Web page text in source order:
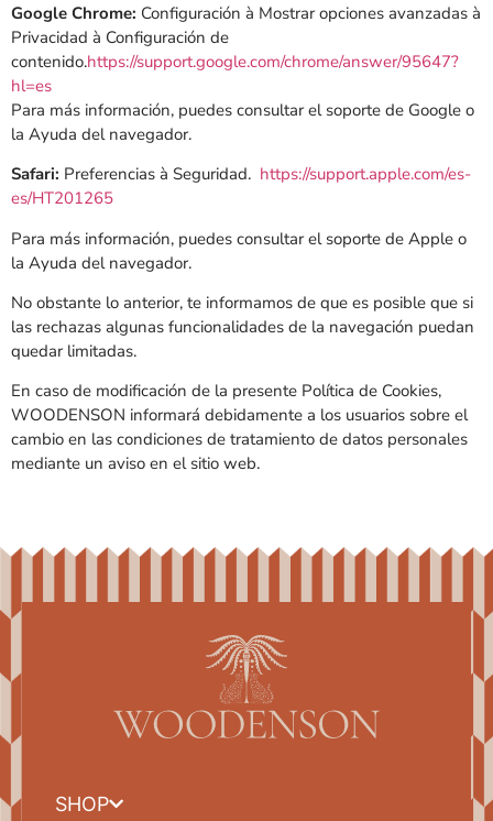
Google Chrome: Configuración à Mostrar opciones avanzadas à
Privacidad à Configuración de
contenido.https://support.google.com/chrome/answer/95647?
hl=es
Para más información, puedes consultar el soporte de Google o
la Ayuda del navegador.
Safari: Preferencias à Seguridad. https://support.apple.com/es-
es/HT201265
Para más información, puedes consultar el soporte de Apple o
la Ayuda del navegador.
No obstante lo anterior, te informamos de que es posible que si
las rechazas algunas funcionalidades de la navegación puedan
quedar limitadas.
En caso de modificación de la presente Política de Cookies,
WOODENSON informará debidamente a los usuarios sobre el
cambio en las condiciones de tratamiento de datos personales
mediante un aviso en el sitio web.
SHOP